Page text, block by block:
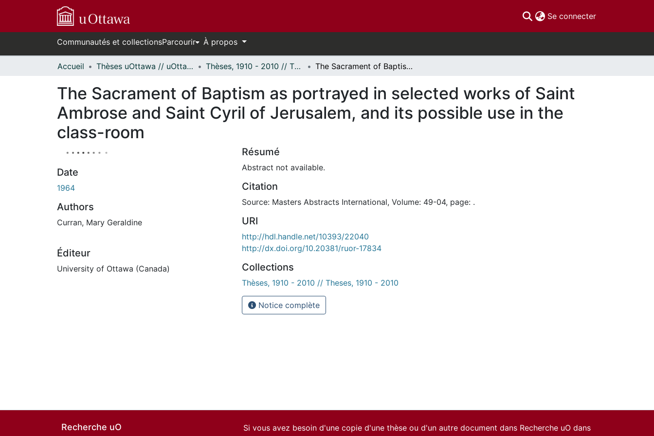
Se connecter(current)
Communautés et collectionsParcourir À propos
Accueil Thèses uOttawa // uOttawa Theses Thèses, 1910 - 2010 // Theses, 1910 - 2010 The Sacrament of Baptism as portrayed in selected works of Saint Ambrose and Saint Cyril of Jerusalem, and its possible use in the class-room
The Sacrament of Baptism as portrayed in selected works of Saint
Ambrose and Saint Cyril of Jerusalem, and its possible use in the
class-room
Date
1964
Authors
Curran, Mary Geraldine
Éditeur
University of Ottawa (Canada)
Résumé
Abstract not available.
Citation
Source: Masters Abstracts International, Volume: 49-04, page: .
URI
http://hdl.handle.net/10393/22040
http://dx.doi.org/10.20381/ruor-17834
Collections
Thèses, 1910 - 2010 // Theses, 1910 - 2010
Notice complète
Recherche uO
Si vous avez besoin d'une copie d'une thèse ou d'un autre document dans Recherche uO dans